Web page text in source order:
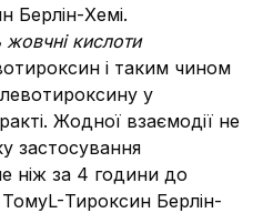
Берлін-Хемі.
жовчні кислоти
і таким чином
у
Жодної взаємодії не
застосування
ніж за 4 години до
Тироксин Берлін-